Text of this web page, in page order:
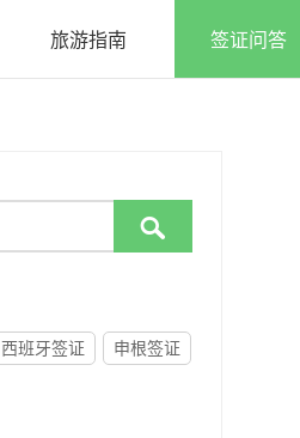
旅游指南 签证问答

西班牙签证 申根签证